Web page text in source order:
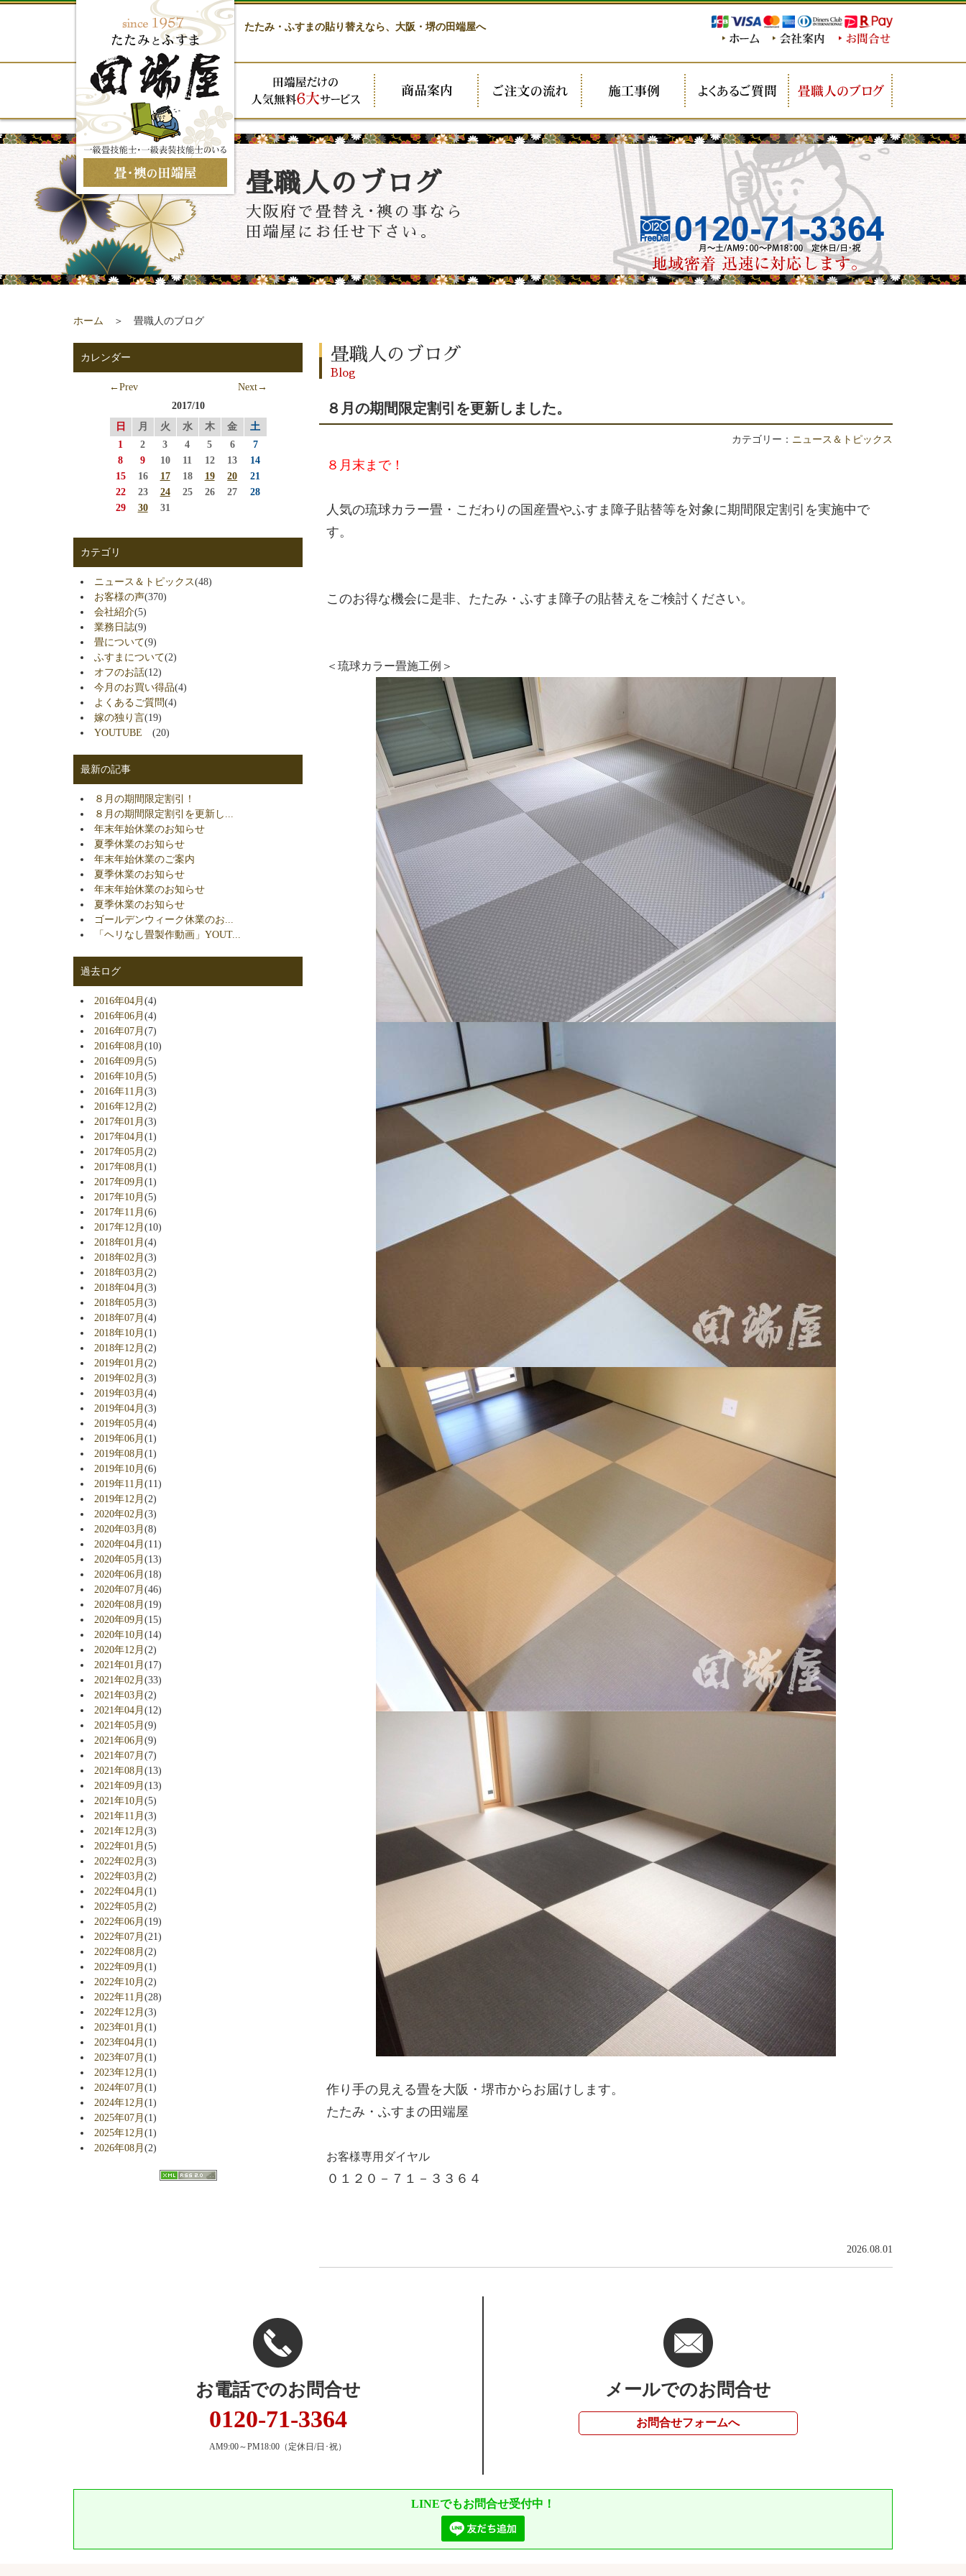
たたみ・ふすまの貼り替えなら、 大阪・堺の田端屋へ
畳職人のブログ
大阪府で畳替え･襖の事なら
田端屋にお任せ下さい。
ホーム ＞ 畳職人のブログ
畳職人のブログ
Blog
８月の期間限定割引を更新しました。
カテゴリー： ニュース＆トピックス
８月末まで！
人気の琉球カラー畳・こだわりの国産畳やふすま障子貼替等を対象に期間限定割引を実施中で
す。
このお得な機会に是非、たたみ・ふすま障子の貼替えをご検討ください。
＜琉球カラー畳施工例＞
作り手の見える畳を大阪・堺市からお届けします。
たたみ・ふすまの田端屋
お客様専用ダイヤル
０１２０－７１－３３６４
2026.08.01
カレンダー
←Prev
Next→
2017/10
日
月 火 水 木 金
土
1
2 3 4 5 6
7
8
9 10 11 12 13
14
15
16 17 18 19 20
21
22
23 24 25 26 27
28
29
30 31
カテゴリ
ニュース＆トピックス(48)
お客様の声(370)
会社紹介(5)
業務日誌(9)
畳について(9)
ふすまについて(2)
オフのお話(12)
今月のお買い得品(4)
よくあるご質問(4)
嫁の独り言(19)
YOUTUBE(20)
最新の記事
８月の期間限定割引！
８月の期間限定割引を更新し...
年末年始休業のお知らせ
夏季休業のお知らせ
年末年始休業のご案内
夏季休業のお知らせ
年末年始休業のお知らせ
夏季休業のお知らせ
ゴールデンウィーク休業のお...
「ヘリなし畳製作動画」YOUT...
過去ログ
2016年04月(4)
2016年06月(4)
2016年07月(7)
2016年08月(10)
2016年09月(5)
2016年10月(5)
2016年11月(3)
2016年12月(2)
2017年01月(3)
2017年04月(1)
2017年05月(2)
2017年08月(1)
2017年09月(1)
2017年10月(5)
2017年11月(6)
2017年12月(10)
2018年01月(4)
2018年02月(3)
2018年03月(2)
2018年04月(3)
2018年05月(3)
2018年07月(4)
2018年10月(1)
2018年12月(2)
2019年01月(2)
2019年02月(3)
2019年03月(4)
2019年04月(3)
2019年05月(4)
2019年06月(1)
2019年08月(1)
2019年10月(6)
2019年11月(11)
2019年12月(2)
2020年02月(3)
2020年03月(8)
2020年04月(11)
2020年05月(13)
2020年06月(18)
2020年07月(46)
2020年08月(19)
2020年09月(15)
2020年10月(14)
2020年12月(2)
2021年01月(17)
2021年02月(33)
2021年03月(2)
2021年04月(12)
2021年05月(9)
2021年06月(9)
2021年07月(7)
2021年08月(13)
2021年09月(13)
2021年10月(5)
2021年11月(3)
2021年12月(3)
2022年01月(5)
2022年02月(3)
2022年03月(2)
2022年04月(1)
2022年05月(2)
2022年06月(19)
2022年07月(21)
2022年08月(2)
2022年09月(1)
2022年10月(2)
2022年11月(28)
2022年12月(3)
2023年01月(1)
2023年04月(1)
2023年07月(1)
2023年12月(1)
2024年07月(1)
2024年12月(1)
2025年07月(1)
2025年12月(1)
2026年08月(2)
お電話でのお問合せ
0120-71-3364
AM9:00～PM18:00 （定休日/日･祝）
メールでのお問合せ
お問合せフォームへ
LINEでもお問合せ受付中！